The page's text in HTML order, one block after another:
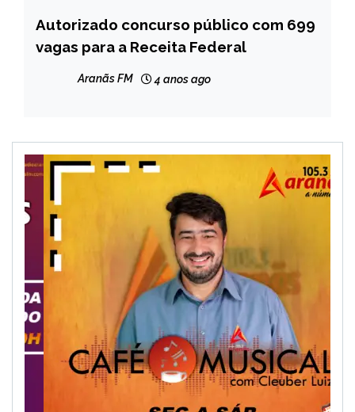
BRASIL
NOTÍCIAS
Autorizado concurso público com 699
vagas para a Receita Federal
Aranãs FM 4 anos ago